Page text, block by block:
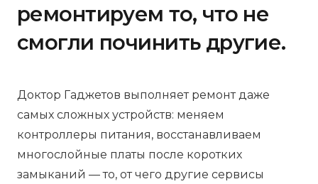
ремонтируем то, что не
смогли починить другие.
Доктор Гаджетов выполняет ремонт даже
самых сложных устройств: меняем
контроллеры питания, восстанавливаем
многослойные платы после коротких
замыканий — то, от чего другие сервисы